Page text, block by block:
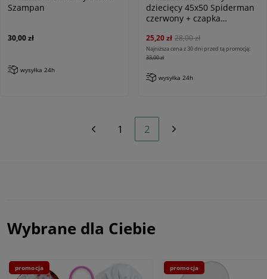
Szampan
30,00 zł
wysyłka 24h
dziecięcy 45x50 Spiderman
czerwony + czapka
25,20 zł 28,00 zł
Najniższa cena z 30 dni przed tą promocją:
33,00 zł
wysyłka 24h
1 2
Wybrane dla Ciebie
promocja promocja